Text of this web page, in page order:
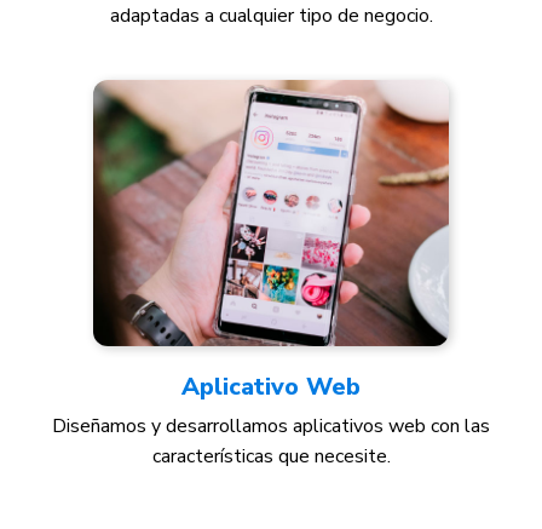
adaptadas a cualquier tipo de negocio.
Aplicativo Web
Diseñamos y desarrollamos aplicativos web con las
características que necesite.